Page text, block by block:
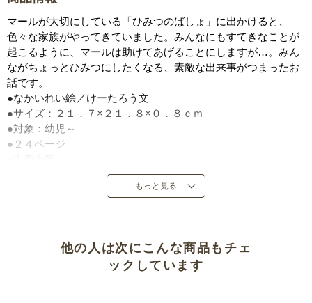
マールが大切にしている「ひみつのばしょ」に出かけると、
色々な家族がやってきていました。みんなにもすてきなことが
起こるように、マールは助けてあげることにしますが…。みん
ながちょっとひみつにしたくなる、素敵な出来事がつまったお
話です。
●なかいれい絵／けーたろう文
●サイズ：２１．７×２１．８×０．８ｃｍ
●対象：幼児～
●２４ページ
●定価：１，３２０円（税込）
もっと見る
他の人は次にこんな商品もチェ
ックしています